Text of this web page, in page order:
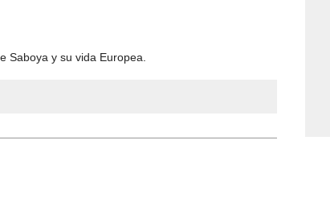
Saboya y su vida Europea.